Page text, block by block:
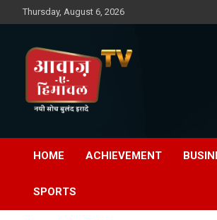
to
Thursday, August 6, 2026
Awaz-E-
HOME ACHIEVEMENT
SPORTS